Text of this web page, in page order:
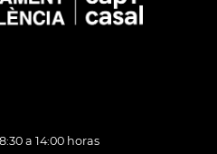
a 14:00 horas